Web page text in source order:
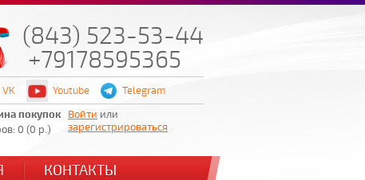
(843) 523-53-44
+79178595365
VK Youtube
Telegram
покупок
0 (0 р.)
Войти или
зарегистрироваться
КОНТАКТЫ